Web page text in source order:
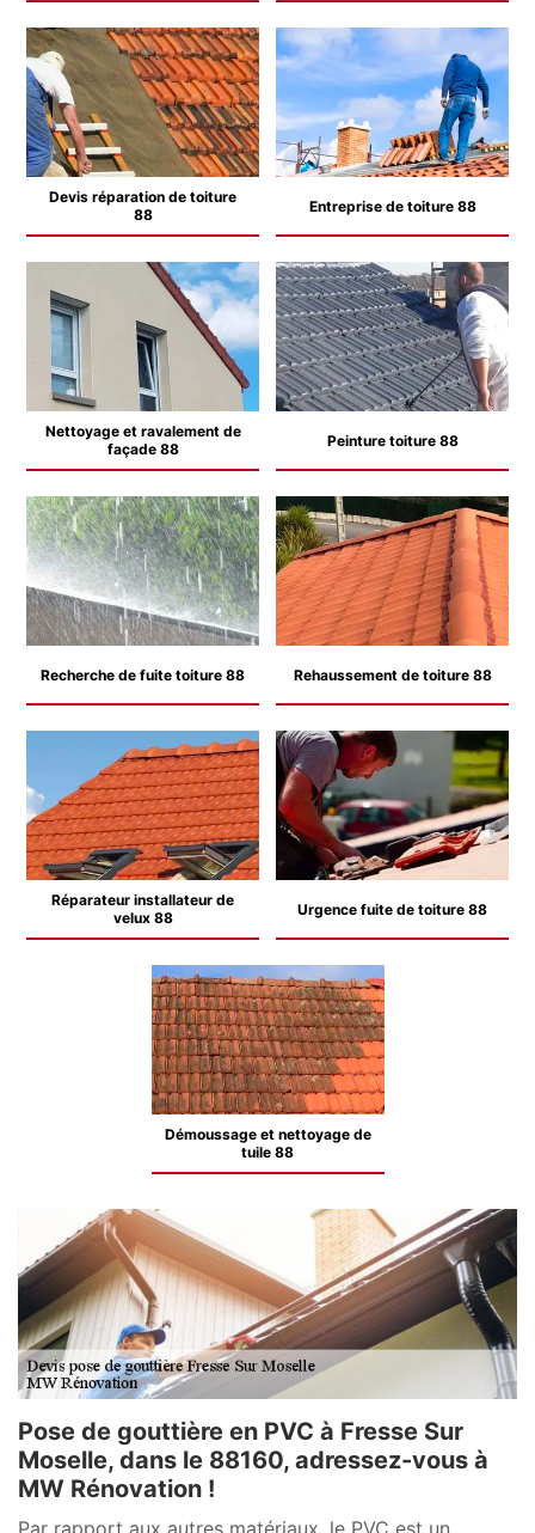
Devis réparation de toiture
88
Entreprise de toiture 88
Nettoyage et ravalement de
façade 88
Peinture toiture 88
Recherche de fuite toiture 88 Rehaussement de toiture 88
Réparateur installateur de
velux 88
Urgence fuite de toiture 88
Démoussage et nettoyage de
tuile 88
Pose de gouttière en PVC à Fresse Sur
Moselle, dans le 88160, adressez-vous à
MW Rénovation !
Par rapport aux autres matériaux, le PVC est un